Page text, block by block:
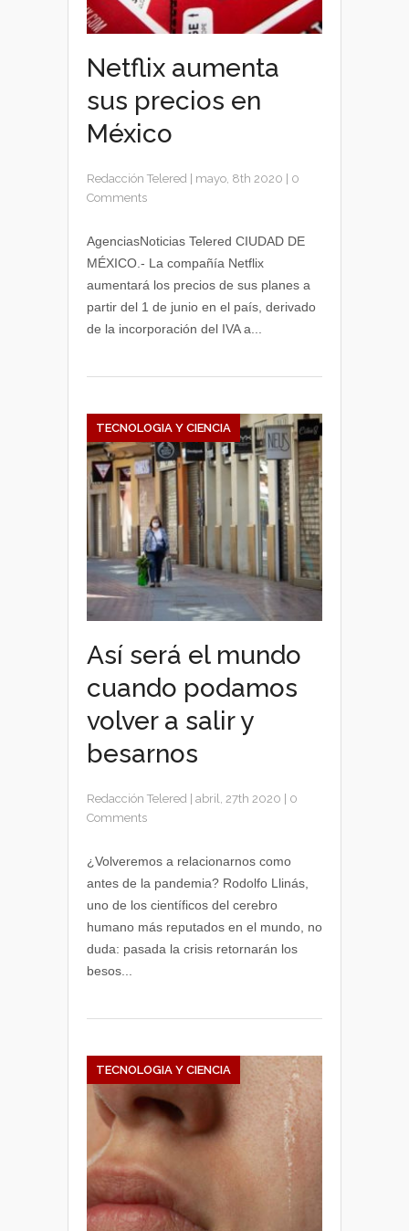
Netflix aumenta
sus precios en
México
Redacción Telered mayo, 8th 2020
0
Comments
AgenciasNoticias Telered CIUDAD DE
MÉXICO.- La compañía Netflix
aumentará los precios de sus planes a
partir del 1 de junio en el país, derivado
de la incorporación del IVA a...
TECNOLOGIA Y CIENCIA
Así será el mundo
cuando podamos
volver a salir y
besarnos
Redacción Telered abril, 27th 2020
0
Comments
¿Volveremos a relacionarnos como
antes de la pandemia? Rodolfo Llinás,
uno de los científicos del cerebro
humano más reputados en el mundo, no
duda: pasada la crisis retornarán los
besos...
TECNOLOGIA Y CIENCIA